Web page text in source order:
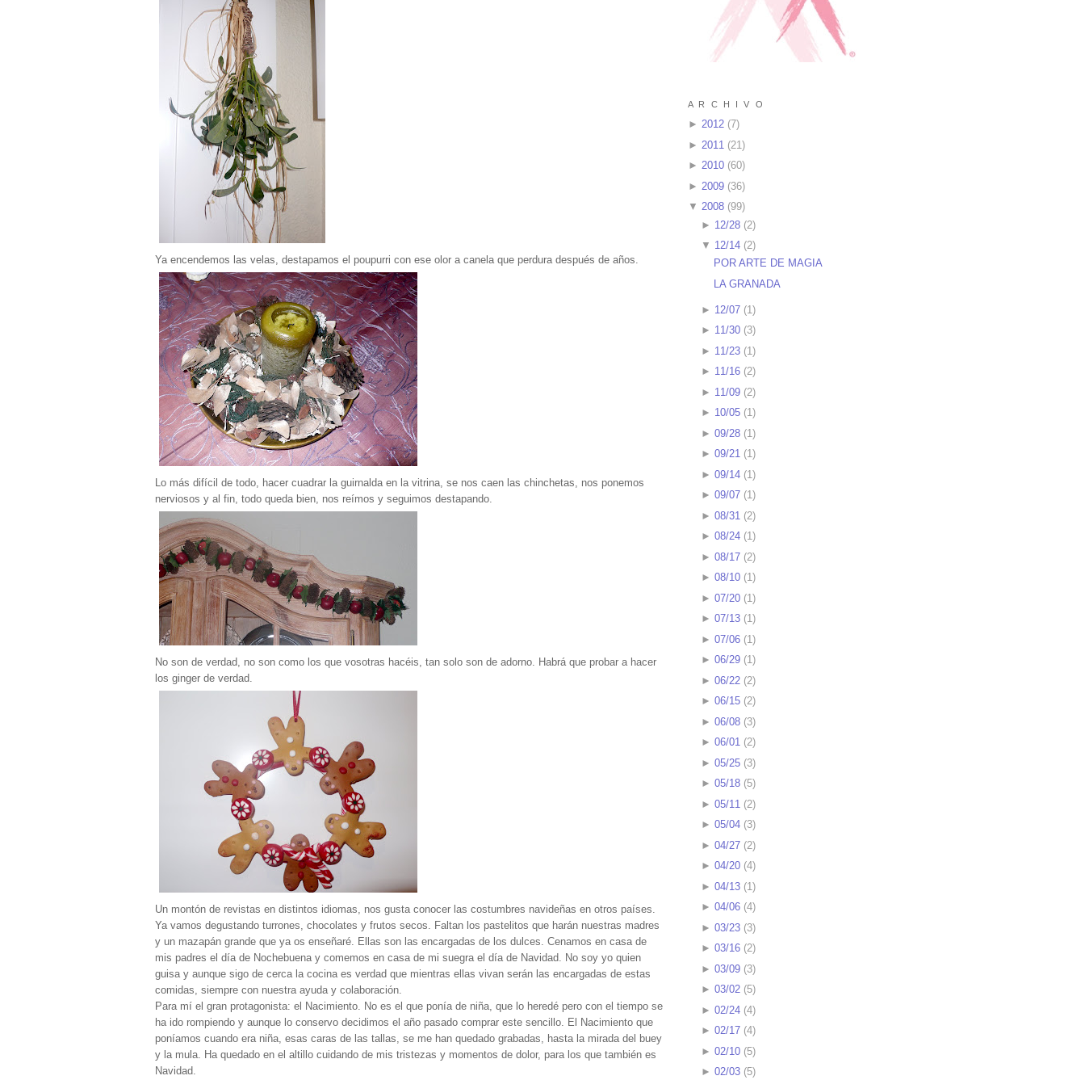
Ya encendemos las velas, destapamos el poupurri con ese olor a canela que perdura después de años.
Lo más difícil de todo, hacer cuadrar la guirnalda en la vitrina, se nos caen las chinchetas, nos ponemos
nerviosos y al fin, todo queda bien, nos reímos y seguimos destapando.
No son de verdad, no son como los que vosotras hacéis, tan solo son de adorno. Habrá que probar a hacer
los ginger de verdad.
Un montón de revistas en distintos idiomas, nos gusta conocer las costumbres navideñas en otros países.
Ya vamos degustando turrones, chocolates y frutos secos. Faltan los pastelitos que harán nuestras madres
y un mazapán grande que ya os enseñaré. Ellas son las encargadas de los dulces. Cenamos en casa de
mis padres el día de Nochebuena y comemos en casa de mi suegra el día de Navidad. No soy yo quien
guisa y aunque sigo de cerca la cocina es verdad que mientras ellas vivan serán las encargadas de estas
comidas, siempre con nuestra ayuda y colaboración.
Para mí el gran protagonista: el Nacimiento. No es el que ponía de niña, que lo heredé pero con el tiempo se
ha ido rompiendo y aunque lo conservo decidimos el año pasado comprar este sencillo. El Nacimiento que
poníamos cuando era niña, esas caras de las tallas, se me han quedado grabadas, hasta la mirada del buey
y la mula. Ha quedado en el altillo cuidando de mis tristezas y momentos de dolor, para los que también es
Navidad.
A R C H I V O
► 2012 (7)
► 2011 (21 )
► 2010 (60)
► 2009 (36)
▼ 2008 (99)
► 12/28(2)
▼ 12/14(2)
POR ARTE DE MAGIA
LA GRANADA
► 12/07(1 )
► 11/30(3)
► 11/23(1 )
► 11/16(2)
► 11/09(2)
► 10/05(1)
► 09/28(1 )
► 09/21(1)
► 09/14(1 )
► 09/07(1)
► 08/31 (2)
► 08/24(1)
► 08/17(2)
► 08/10(1)
► 07/20(1 )
► 07/13(1)
► 07/06(1 )
► 06/29(1)
► 06/22(2)
► 06/15(2)
► 06/08(3)
► 06/01(2)
► 05/25(3)
► 05/18(5)
► 05/11 (2)
► 05/04(3)
► 04/27(2)
► 04/20(4)
► 04/13(1 )
► 04/06(4)
► 03/23(3)
► 03/16(2)
► 03/09(3)
► 03/02(5)
► 02/24(4)
► 02/17(4)
► 02/10(5)
► 02/03(5)